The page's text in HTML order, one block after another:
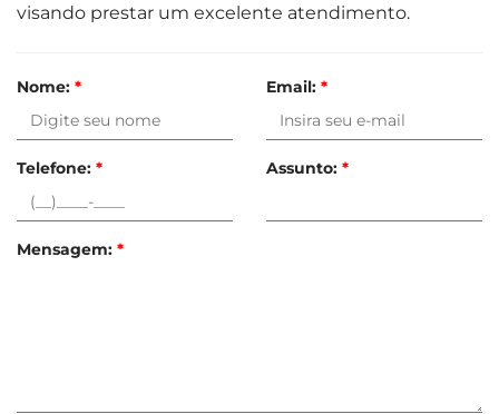
visando prestar um excelente atendimento.
Nome: * Email: *
Telefone: * Assunto: *
Mensagem: *